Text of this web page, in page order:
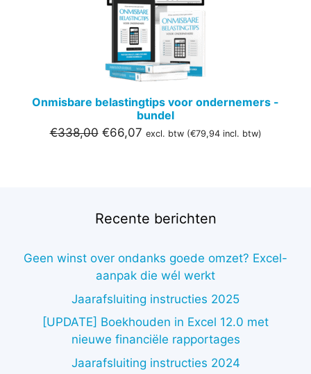
Onmisbare belastingtips voor ondernemers -
bundel
€338,00 Oorspronkelijke
€66,07Huidige
excl. btw (€79,94incl. btw)
Recente berichten
Geen winst over ondanks goede omzet? Excel-
aanpak die wél werkt
Jaarafsluiting instructies 2025
[UPDATE] Boekhouden in Excel 12.0 met
nieuwe financiële rapportages
Jaarafsluiting instructies 2024